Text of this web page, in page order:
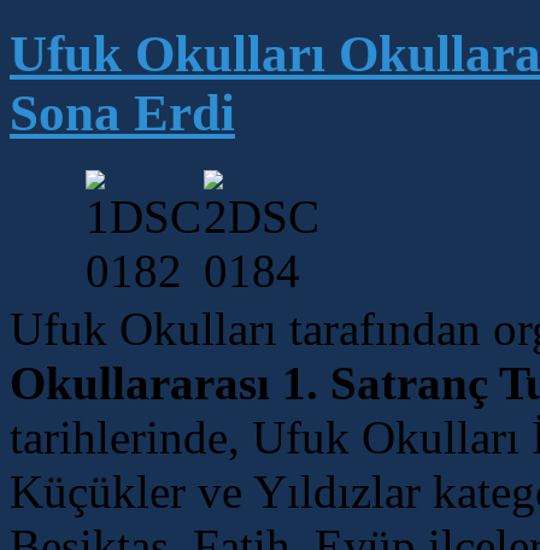
Ufuk Okulları
Sona Erdi
Ufuk Okulları tarafından
Okullararası 1. Satranç
tarihlerinde, Ufuk Okulları
Küçükler ve Yıldızlar